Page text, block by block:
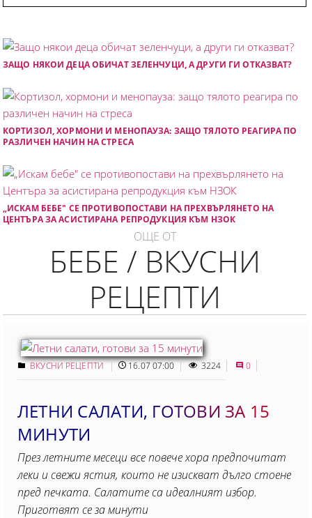
ЗАЩО НЯКОИ ДЕЦА ОБИЧАТ ЗЕЛЕНЧУЦИ, А ДРУГИ ГИ ОТКАЗВАТ?
КОРТИЗОЛ, ХОРМОНИ И МЕНОПАУЗА: ЗАЩО ТЯЛОТО РЕАГИРА ПО
РАЗЛИЧЕН НАЧИН НА СТРЕСА
„ИСКАМ БЕБЕ" СЕ ПРОТИВОПОСТАВИ НА ПРЕХВЪРЛЯНЕТО НА
ЦЕНТЪРА ЗА АСИСТИРАНА РЕПРОДУКЦИЯ КЪМ НЗОК
ОЩЕ ОТ
БЕБЕ / ВКУСНИ
РЕЦЕПТИ
ВКУСНИ РЕЦЕПТИ 16.07 07:00 3224 0
ЛЕТНИ САЛАТИ, ГОТОВИ ЗА 15
МИНУТИ
През летните месеци все повече хора предпочитат
леки и свежи ястия, които не изискват дълго стоене
пред печката. Салатите са идеалният избор.
Приготвят се за минути